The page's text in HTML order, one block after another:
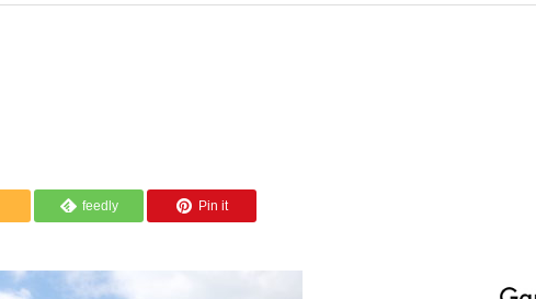
feedly Pin it